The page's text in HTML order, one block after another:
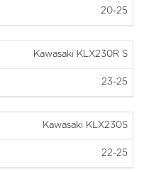
20-25
Kawasaki KLX230R S
23-25
Kawasaki KLX230S
22-25